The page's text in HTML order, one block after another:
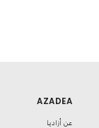
AZADEA
‏عن أزاديا